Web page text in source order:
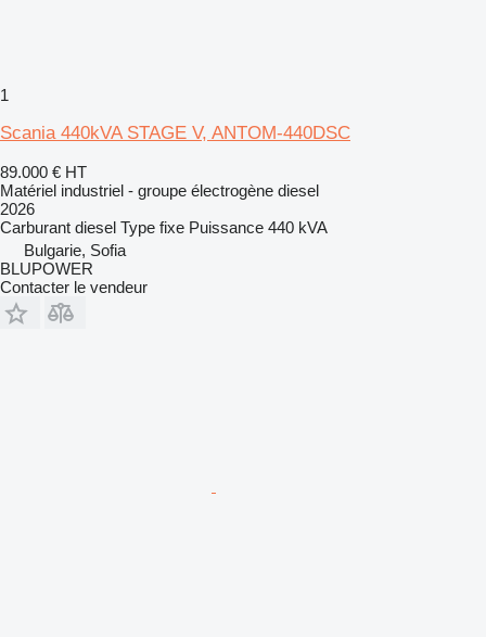
1
Scania 440kVA STAGE V, ANTOM-440DSC
89.000 € HT
Matériel industriel - groupe électrogène diesel
2026
Carburant diesel Type fixe Puissance 440 kVA
Bulgarie, Sofia
BLUPOWER
Contacter le vendeur